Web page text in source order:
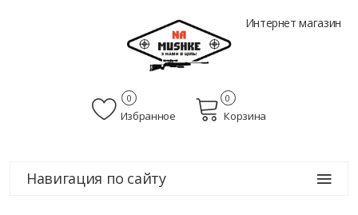
Интернет магазин
Избранное
0
Корзина
0
Навигация по сайту